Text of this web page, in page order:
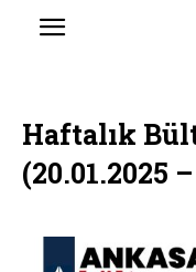
Haftalık
(20.01.2025